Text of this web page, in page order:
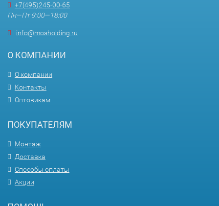
+7(495)245-00-65
Пн—Пт 9:00—18:00
info@mosholding.ru
О КОМПАНИИ
О компании
Контакты
Оптовикам
ПОКУПАТЕЛЯМ
Монтаж
Доставка
Способы оплаты
Акции